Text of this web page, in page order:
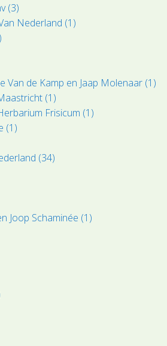
(3)
Nederland (1)
Van de Kamp en Jaap Molenaar (1)
(1)
Frisicum (1)
(1)
(34)
Joop Schaminée (1)